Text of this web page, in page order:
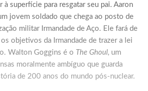
à superfície para resgatar seu pai. Aaron
jovem soldado que chega ao posto de
militar Irmandade de Aço. Ele fará de
objetivos da Irmandade de trazer a lei
Walton Goggins é o The Ghoul, um
moralmente ambíguo que guarda
de 200 anos do mundo pós-nuclear.